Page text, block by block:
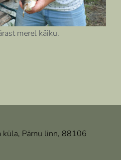
merel käiku.
küla, Pärnu linn, 88106